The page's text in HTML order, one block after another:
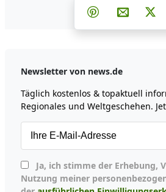
Teilen aufTeilen
Teilen auf
Per E-
Newsletter von news.de
Täglich kostenlos & topaktuell
Regionales und Weltgeschehen.
Nutzung meiner